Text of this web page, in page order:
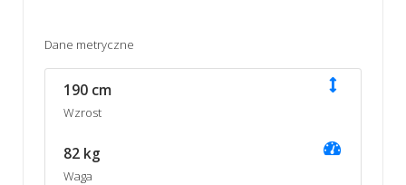
Dane metryczne
190 cm
Wzrost
82 kg
Waga